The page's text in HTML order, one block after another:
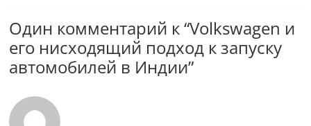
Один комментарий к “Volkswagen и
его нисходящий подход к запуску
автомобилей в Индии”